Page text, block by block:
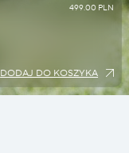
499.00 PLN
DODAJ DO KOSZYKA